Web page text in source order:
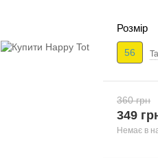
Розмір
56
360 грн
349
Немає в